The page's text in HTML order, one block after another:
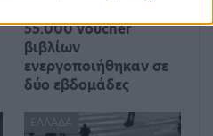
55.000 voucher
βιβλίων
ενεργοποιήθηκαν σε
δύο εβδομάδες
ΕΛΛΆΔΑ